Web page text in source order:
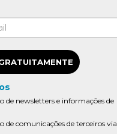
de newsletters e informações de
de comunicações de terceiros via